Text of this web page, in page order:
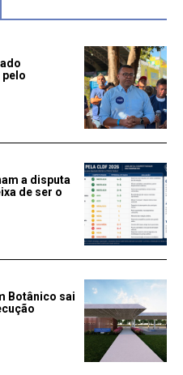
a disputa
de ser o
Botânico sai